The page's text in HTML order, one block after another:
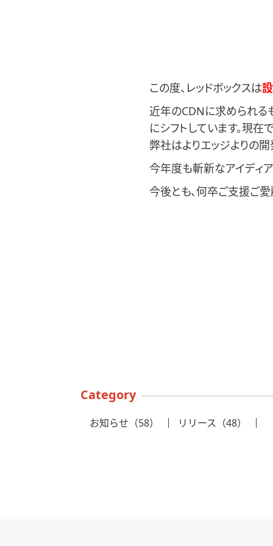
この度、レッドボックスは
近年のCDNに求められるも
にシフトしています。現在
弊社はよりエッジよりの開
今年度も斬新なアイディ
今後とも、何卒ご支援ご
Category
お知らせ（58） リリース（48）